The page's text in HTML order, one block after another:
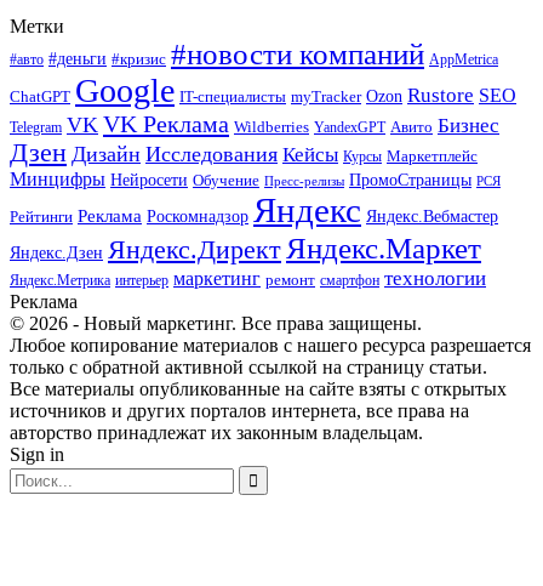
Метки
#авто #деньги #кризис #новости компаний AppMetrica
ChatGPT Google IT-специалисты myTracker Ozon Rustore SEO
Telegram VK VK Реклама Wildberries YandexGPT Авито Бизнес
Дзен Дизайн Исследования Кейсы Курсы Маркетплейс
Минцифры Нейросети Обучение Пресс-релизы ПромоСтраницы РСЯ
Рейтинги Реклама Роскомнадзор Яндекс Яндекс.Вебмастер
Яндекс.Дзен Яндекс.ДиректЯндекс.Маркет
Яндекс.Метрика интерьер маркетинг ремонт смартфон технологии
Реклама
© 2026 - Новый маркетинг. Все права защищены.
Любое копирование материалов с нашего ресурса разрешается
только с обратной активной ссылкой на страницу статьи.
Все материалы опубликованные на сайте взяты с открытых
источников и других порталов интернета, все права на
авторство принадлежат их законным владельцам.
Sign in